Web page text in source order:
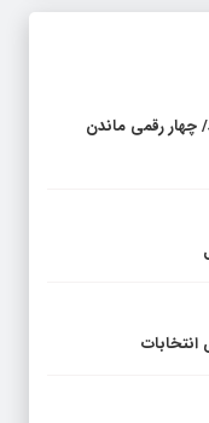
چهار رقمی ماندن
انتخابات